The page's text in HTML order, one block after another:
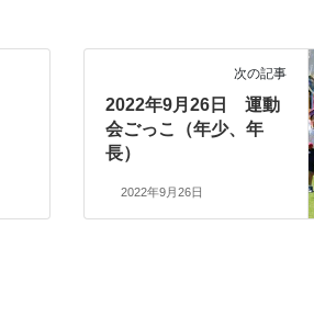
次の記事
2022年9月26日 運動
会ごっこ（年少、年
長）
2022年9月26日